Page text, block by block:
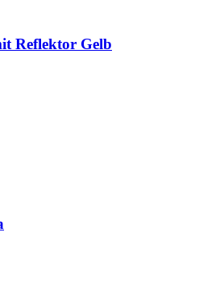
Reflektor Gelb